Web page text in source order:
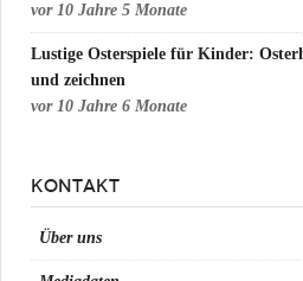
vor 10 Jahre 5 Monate
Lustige Osterspiele für Kinder:
und zeichnen
vor 10 Jahre 6 Monate
KONTAKT
Über uns